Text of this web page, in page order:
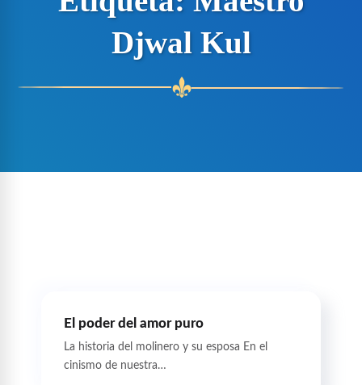
Djwal Kul
El poder del amor puro
La historia del molinero y su esposa En el
cinismo de nuestra…